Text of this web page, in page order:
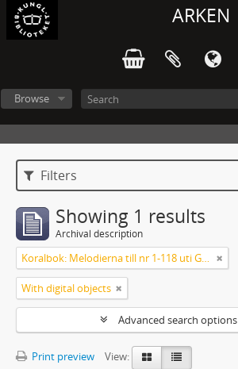
ARKEN
Browse
Filters
Showing 1 results
Archival description
Koralbok: Melodierna till nr 1-118 uti Gamla Psalmboken, enstämmigt satta
With digital objects
Advanced search options
Print preview
View: